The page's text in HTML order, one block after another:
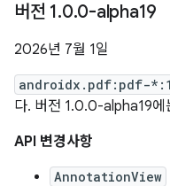
버전 1.0.0-alpha19
2026년 7월 1일
androidx.pdf:pdf-
다. 버전 1.0.0-alpha19에
API 변경사항
AnnotationView